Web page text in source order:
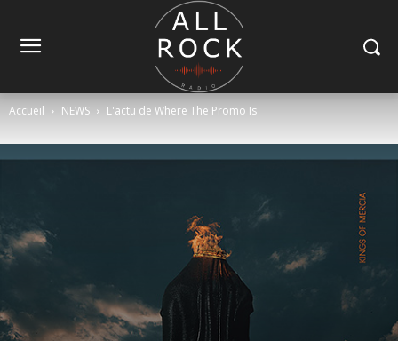
Accueil NEWS L'actu de Where The Promo Is